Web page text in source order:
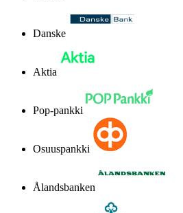
Danske
Aktia
Pop-pankki
Osuuspankki
Ålandsbanken